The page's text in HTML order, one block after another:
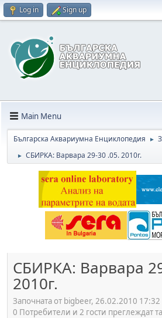
Log in Sign up
Main Menu
Българска Аквариумна Енциклопедия ►
► СБИРКА: Варвара 29-30 .05. 2010г.
СБИРКА: Варвара
2010г.
Започната от bigbeer, 26.02.2010 17:32
0 Потребители и 2 гости преглеждат